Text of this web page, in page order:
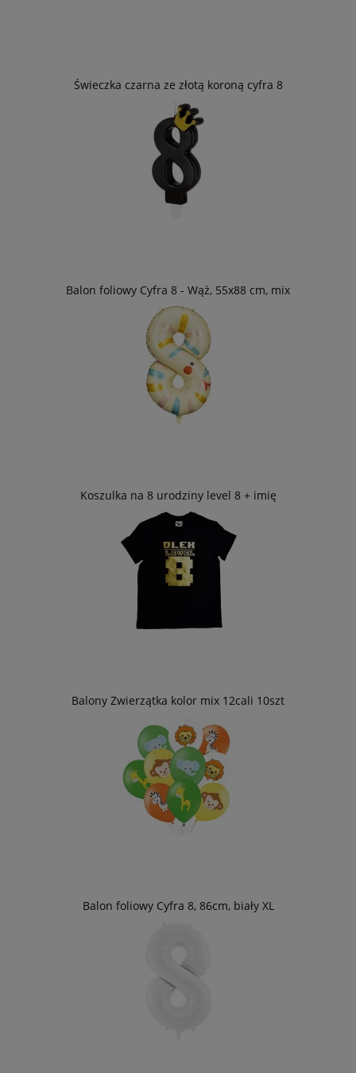
Świeczka czarna ze złotą koroną cyfra 8
Balon foliowy Cyfra 8 - Wąż, 55x88 cm, mix
Koszulka na 8 urodziny level 8 + imię
Balony Zwierzątka kolor mix 12cali 10szt
Balon foliowy Cyfra 8, 86cm, biały XL